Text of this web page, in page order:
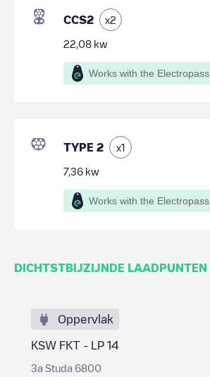
CCS2 x2
22,08 kw
Works with the Electropass
TYPE 2 x1
7,36 kw
Works with the Electropass
DICHTSTBIJZIJNDE LAADPUNTEN
Oppervlak
KSW FKT - LP 14
3a Studa 6800